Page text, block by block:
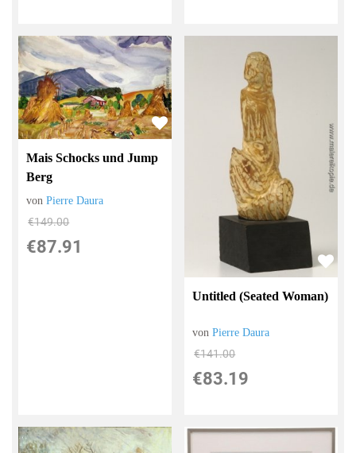
Mais Schocks und Jump
Berg
vonPierre Daura
€149.00
€87.91
Untitled (Seated Woman)
vonPierre Daura
€141.00
€83.19